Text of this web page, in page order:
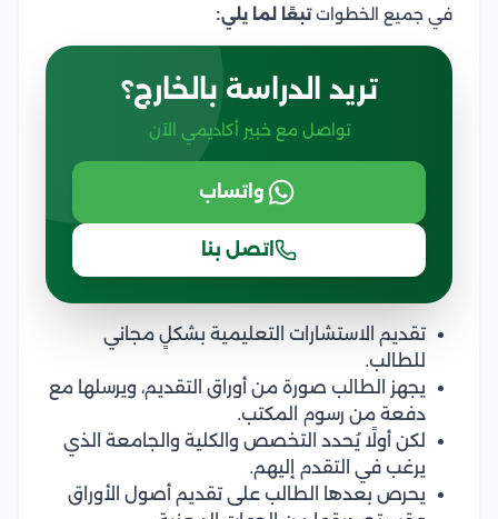
في جميع الخطواتتبعًا لما يلي:
تريد الدراسة بالخارج؟
تواصل مع خبير أكاديمي الآن
واتساب
اتصل بنا
تقديم الاستشارات التعليمية بشكلٍ مجاني
للطالب.
يجهز الطالب صورة من أوراق التقديم، ويرسلها مع
دفعة من رسوم المكتب.
لكن أولًا يُحدد التخصص والكلية والجامعة الذي
يرغب في التقدم إليهم.
يحرص بعدها الطالب على تقديم أصول الأوراق